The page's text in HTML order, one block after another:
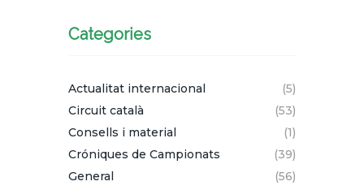
Categories
Actualitat internacional
(5)
Circuit català
(53)
Consells i material
(1)
Cróniques de Campionats
(39)
General
(56)